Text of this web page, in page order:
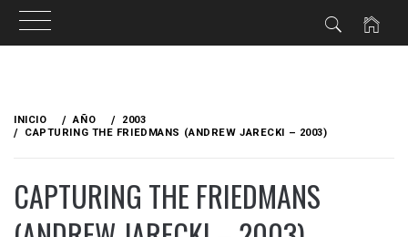
contenido
INICIO AÑO
2003
CAPTURING THE FRIEDMANS (ANDREW JARECKI – 2003)
CAPTURING THE FRIEDMANS